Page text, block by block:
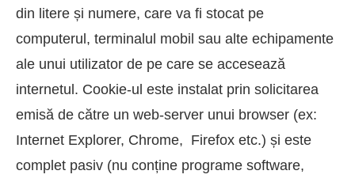
din litere și numere, care va fi stocat pe
computerul, terminalul mobil sau alte echipamente
ale unui utilizator de pe care se accesează
internetul. Cookie-ul este instalat prin solicitarea
emisă de către un web-server unui browser (ex:
Internet Explorer, Chrome, Firefox etc.) și este
complet pasiv (nu conține programe software,